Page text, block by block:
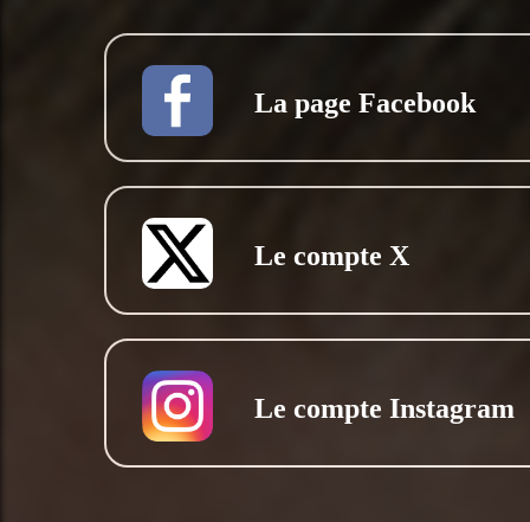
La page Facebook
Le compte X
Le compte Instagram